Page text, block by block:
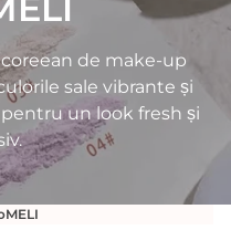
de make-up
sale vibrante și
un look fresh și